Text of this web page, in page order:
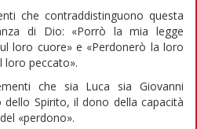
che contraddistinguono questa
di Dio: «Porrò la mia legge
loro cuore» e «Perdonerò la loro
loro peccato».
che sia Luca sia Giovanni
Spirito, il dono della capacità
«perdono».